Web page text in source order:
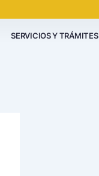
SERVICIOS Y TRÁMITES